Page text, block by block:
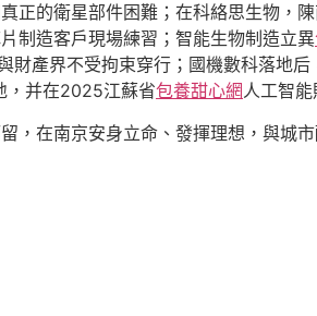
的衛星部件困難；在科絡思生物，
制造客戶現場練習；智能生物制造立異
財產界不受拘束穿行；國機數科落地
，并在2025江蘇省包養甜心網人工智
在南京安身立命、發揮理想，與城